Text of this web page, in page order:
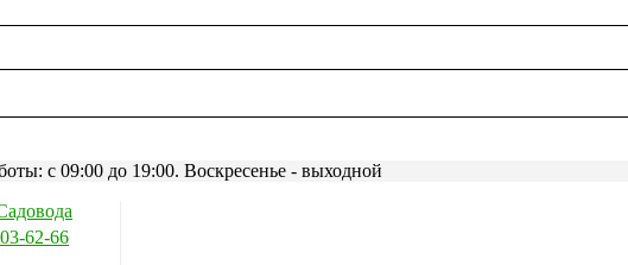
c 09:00 до 19:00. Воскресенье - выходной
62-66